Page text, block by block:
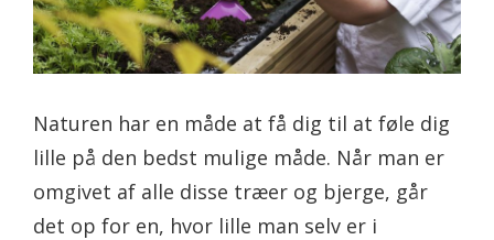
Naturen har en måde at få dig til at føle dig
lille på den bedst mulige måde. Når man er
omgivet af alle disse træer og bjerge, går
det op for en, hvor lille man selv er i